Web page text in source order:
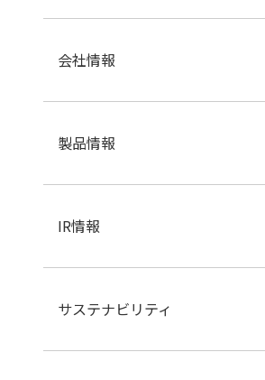
会社情報
製品情報
IR情報
サステナビリティ